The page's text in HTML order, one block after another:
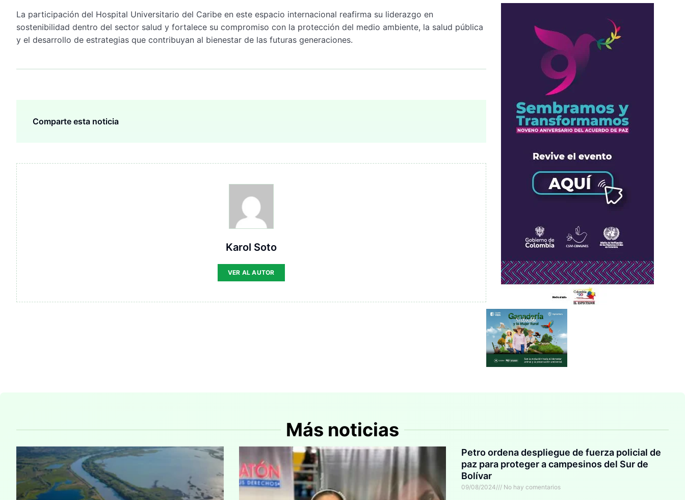
La participación del Hospital Universitario del Caribe en este espacio internacional reafirma su liderazgo en
sostenibilidad dentro del sector salud y fortalece su compromiso con la protección del medio ambiente, la salud pública
y el desarrollo de estrategias que contribuyan al bienestar de las futuras generaciones.
Comparte esta noticia
Karol Soto
VER AL AUTOR
Más noticias
Petro ordena despliegue de fuerza policial de
paz para proteger a campesinos del Sur de
Bolívar
09/08/2024 No hay comentarios